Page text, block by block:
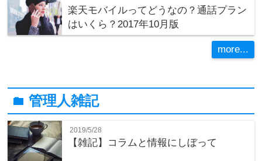
楽天モバイルってどうなの？通話プラン
はいくら？2017年10月版
more...
folder管理人雑記
2019/5/28
【雑記】コラムと情報にしぼって